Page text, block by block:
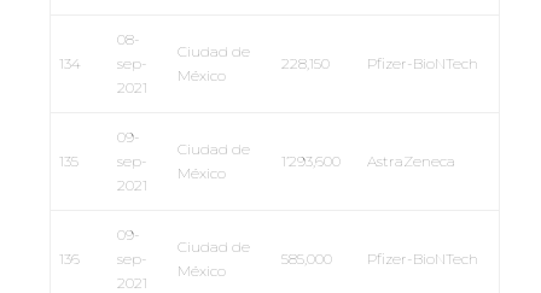
134
08-
sep-
2021
Ciudad de
México
228,150 Pfizer-BioNTech
135
09-
sep-
2021
Ciudad de
México
1’293,600 AstraZeneca
136
09-
sep-
2021
Ciudad de
México
585,000 Pfizer-BioNTech